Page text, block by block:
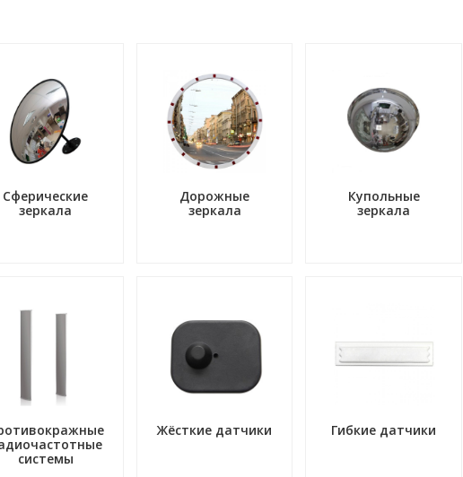
Сферические
зеркала
Дорожные
зеркала
Купольные
зеркала
системы
Жёсткие датчики Гибкие датчики